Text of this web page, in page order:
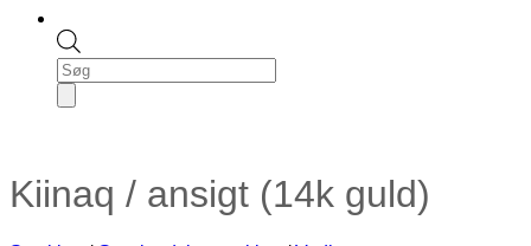
Products
search
Kiinaq / ansigt (14k guld)